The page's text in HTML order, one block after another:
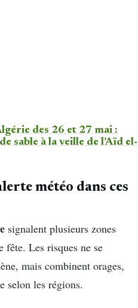
des 26 et 27 mai :
sable à la veille de l’Aïd el-
météo dans ces
signalent plusieurs zones
fête. Les risques ne se
mais combinent orages,
selon les régions.